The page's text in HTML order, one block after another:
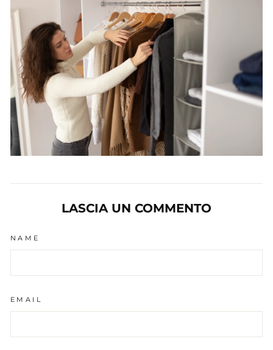
LASCIA UN COMMENTO
NAME
EMAIL